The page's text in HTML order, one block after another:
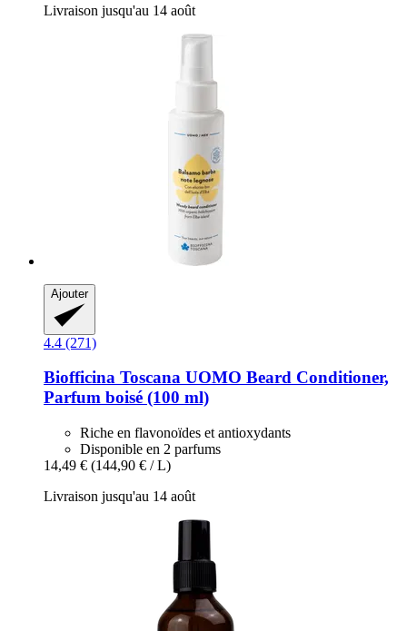
Livraison jusqu'au 14 août
Ajouter
4.4 (271)
Biofficina Toscana UOMO Beard Conditioner,
Parfum boisé (100 ml)
Riche en flavonoïdes et antioxydants
Disponible en 2 parfums
14,49 € (144,90 € / L)
Livraison jusqu'au 14 août